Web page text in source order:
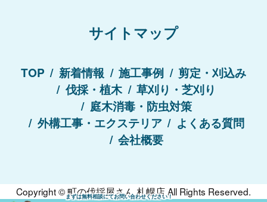
サイトマップ
TOP 新着情報 施工事例
剪定・刈込み
伐採・植木
草刈り・芝刈り
庭木消毒・防虫対策
外構工事・エクステリア
よくある質問
会社概要
Copyright ©町の伐採屋さん 札幌店All Rights Reserved.
まずは無料相談にてお問い合わせください！